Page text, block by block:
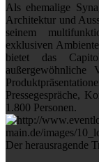
Als ehemalige
Architektur und
seinem
exklusiven
bietet das
außergewöhnliche
Pressegespräche,
1.800 Personen.
Der herausragende